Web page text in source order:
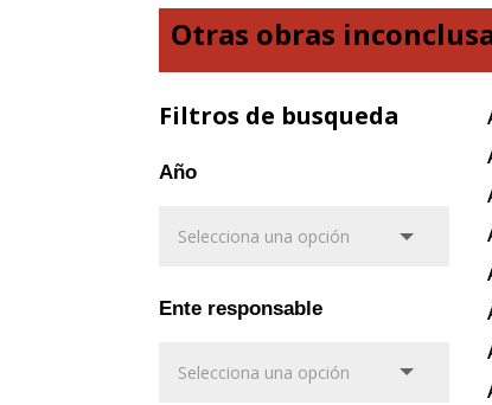
Otras obras
Filtros de busqueda
Año
Ente responsable